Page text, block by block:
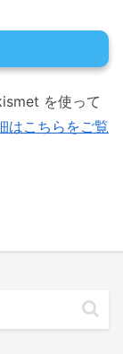
を使って
はこちらをご覧